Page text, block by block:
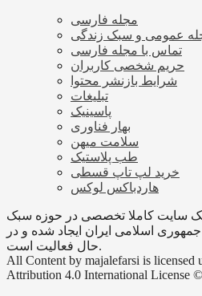
مجله فارسی
عمومی و سبک زندگی
تماس با مجله فارسی
حریم شخصی کاربران
شرایط بازنشر محتوا
تبلیغات
پاسینیک
بهار فناوری
سلامت میهن
طب پلاستیک
خرید لپ تاپ قسطی
هاردباکس لوکس
سایت کاملا تخصصی در حوزه سبک
اسلامی ایران ایجاد شده و در
حال فعالیت است.
All Content by majalefarsi is licensed
Attribution 4.0 International License ©️